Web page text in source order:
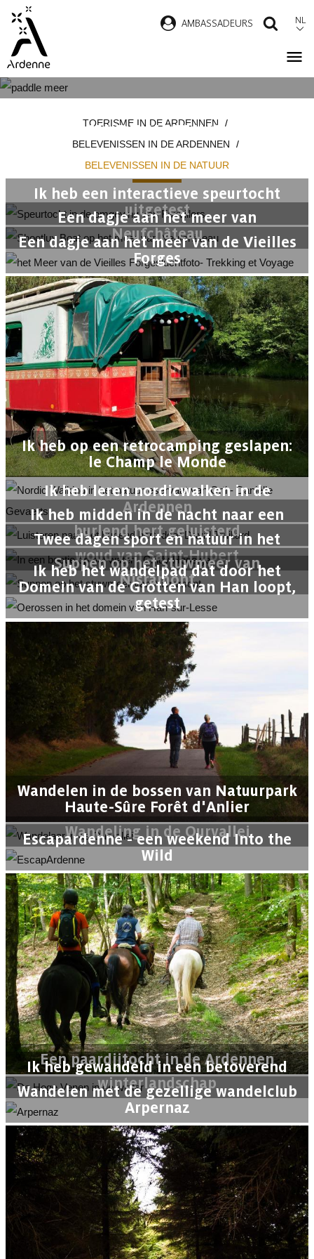
Overslaan
naar
inhoud
AMBASSADEURS NL
IN DE NATUUR
TOERISME IN DE ARDENNEN
BELEVENISSEN IN DE ARDENNEN
BELEVENISSEN IN DE NATUUR
Ik heb een interactieve speurtocht
uitgetest
Een dagje aan het meer van
Neufchâteau
Een dagje aan het meer van de Vieilles
Forges
Ik heb op een retrocamping geslapen:
le Champ le Monde
Ik heb leren nordicwalken in de
Ardennen
Ik heb midden in de nacht naar een
burlend hert geluisterd
Twee dagen sport en natuur in het
woud van Saint-Hubert
Suppen op het stuwmeer van
Nisramont
Ik heb het wandelpad dat door het
Domein van de Grotten van Han loopt,
getest
Wandelen in de bossen van Natuurpark
Haute-Sûre Forêt d'Anlier
Wandeling in de Ourvallei
Escapardenne - een weekend Into the
Wild
Een paardijtocht in de Ardennen
Ik heb gewandeld in een betoverend
winterlandschap
Wandelen met de gezellige wandelclub
Arpernaz